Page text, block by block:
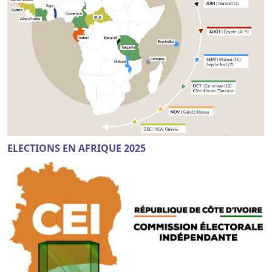
ELECTIONS EN AFRIQUE 2025